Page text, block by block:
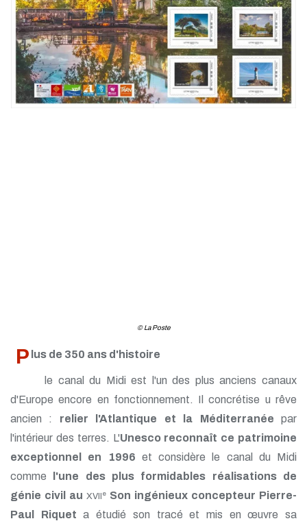
© La Poste
P lus de 350 ans d'histoire
le canal du Midi est l'un des plus anciens canaux
d'Europe encore en fonctionnement. Il concrétise u rêve
ancien : relier l'Atlantique et la Méditerranéepar
l'intérieur des terres. L'Unesco reconnaît ce patrimoine
exceptionnel en 1996 et considère le canal du Midi
comme
l'une des plus formidables réalisations de
génie civil au XVII e Son ingénieux concepteur Pierre-
Paul Riquet a étudié son tracé et mis en œuvre sa